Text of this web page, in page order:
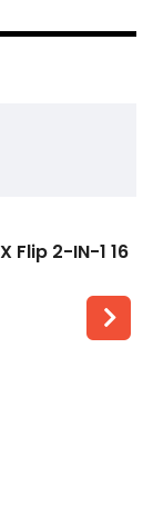
Flip 2-IN-1 16